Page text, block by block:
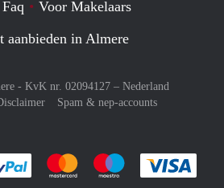
Faq
Voor Makelaars
aanbieden in Almere
- KvK nr. 02094127 – Nederland
Spam & nep-accounts
Je rekent gemakkelijk af met Paypal
Je rekent gemakkelijk af met
Je rekent